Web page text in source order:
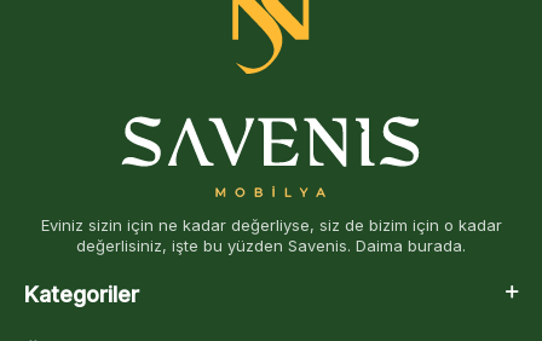
Eviniz sizin için ne kadar değerliyse, siz de bizim için o kadar
değerlisiniz, işte bu yüzden Savenis. Daima burada.
Kategoriler